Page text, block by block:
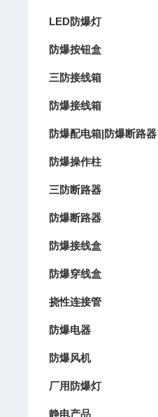
LED防爆灯
防爆按钮盒
三防接线箱
防爆接线箱
防爆配电箱|防爆断路器
防爆操作柱
三防断路器
防爆断路器
防爆接线盒
防爆穿线盒
挠性连接管
防爆电器
防爆风机
厂用防爆灯
静电产品